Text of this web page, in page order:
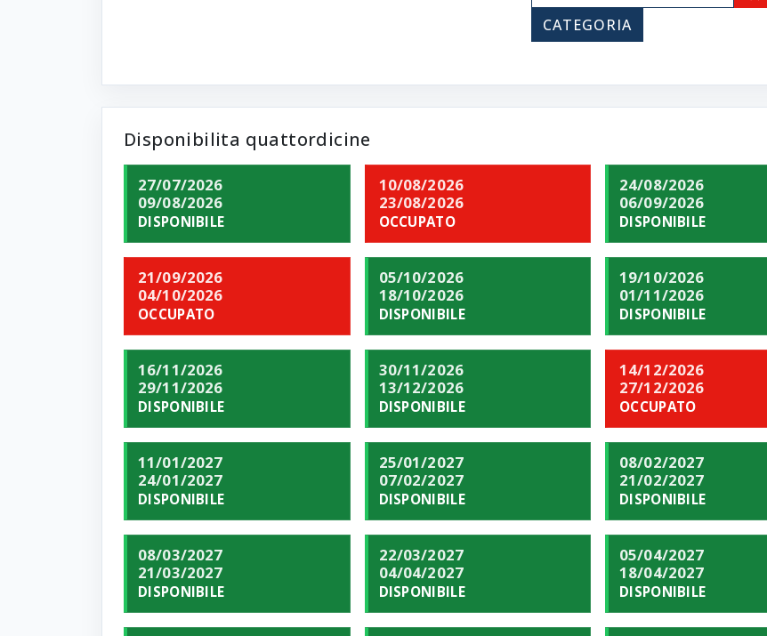
CATEGORIA
Disponibilita quattordicine
27/07/2026
09/08/2026
DISPONIBILE
10/08/2026
23/08/2026
OCCUPATO
24/08/2026
06/09/2026
DISPONIBILE
21/09/2026
04/10/2026
OCCUPATO
05/10/2026
18/10/2026
DISPONIBILE
19/10/2026
01/11/2026
DISPONIBILE
16/11/2026
29/11/2026
DISPONIBILE
30/11/2026
13/12/2026
DISPONIBILE
14/12/2026
27/12/2026
OCCUPATO
11/01/2027
24/01/2027
DISPONIBILE
25/01/2027
07/02/2027
DISPONIBILE
08/02/2027
21/02/2027
DISPONIBILE
08/03/2027
21/03/2027
DISPONIBILE
22/03/2027
04/04/2027
DISPONIBILE
05/04/2027
18/04/2027
DISPONIBILE